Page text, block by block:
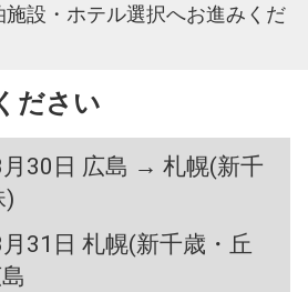
設・ホテル選択へお進みくだ
ださい
30日 広島 → 札幌(新千
)
31日 札幌(新千歳・丘